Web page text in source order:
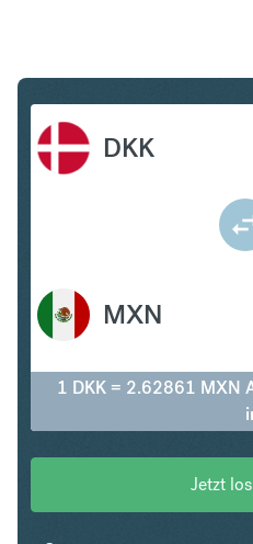
DKK
MXN
1 DKK = 2.62861 MXN
Jetzt